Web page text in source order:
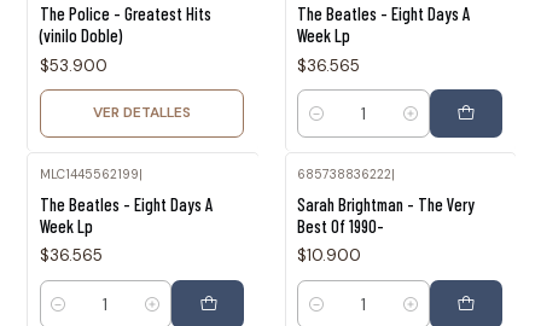
The Police - Greatest Hits
(vinilo Doble)
$53.900
VER DETALLES
The Beatles - Eight Days A
Week Lp
$36.565
Cantidad
MLC1445562199|
The Beatles - Eight Days A
Week Lp
$36.565
Cantidad
685738836222|
Sarah Brightman - The Very
Best Of 1990-
$10.900
Cantidad